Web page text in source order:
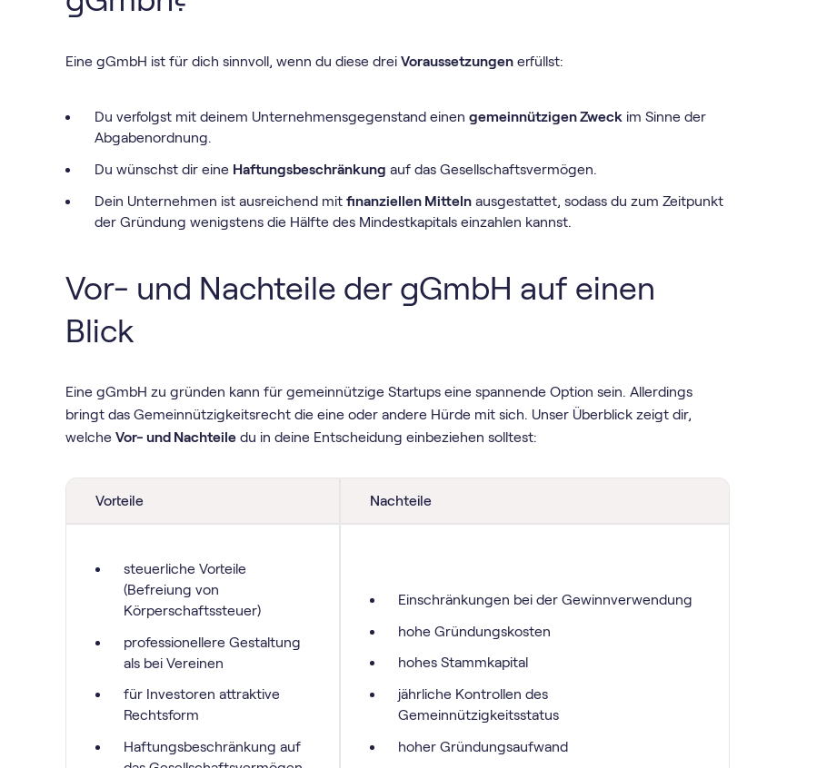
Eine gGmbH ist für dich sinnvoll, wenn du diese dreiVoraussetzungen erfüllst:
Du verfolgst mit deinem Unternehmensgegenstand einen gemeinnützigen Zweck im Sinne der
Abgabenordnung.
Du wünschst dir eine Haftungsbeschränkung auf das Gesellschaftsvermögen.
Dein Unternehmen ist ausreichend mit finanziellen Mittelnausgestattet, sodass du zum Zeitpunkt
der Gründung wenigstens die Hälfte des Mindestkapitals einzahlen kannst.
Vor- und Nachteile der gGmbH auf einen
Blick
Eine gGmbH zu gründen kann für gemeinnützige Startups eine spannende Option sein. Allerdings
bringt das Gemeinnützigkeitsrecht die eine oder andere Hürde mit sich. Unser Überblick zeigt dir,
welcheVor- und Nachteile du in deine Entscheidung einbeziehen solltest:
Vorteile Nachteile
steuerliche Vorteile
(Befreiung von
Körperschaftssteuer)
professionellere Gestaltung
als bei Vereinen
für Investoren attraktive
Rechtsform
Haftungsbeschränkung auf
Einschränkungen bei der Gewinnverwendung
hohe Gründungskosten
hohes Stammkapital
jährliche Kontrollen des
Gemeinnützigkeitsstatus
hoher Gründungsaufwand